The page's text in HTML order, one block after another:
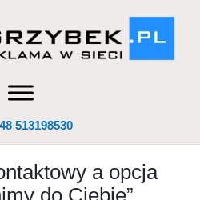
513198530
a opcja